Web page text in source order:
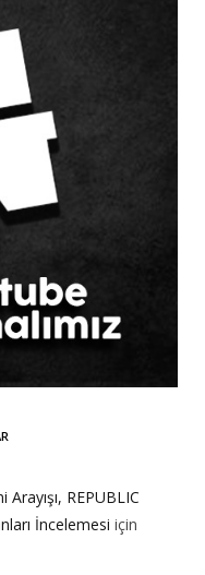
REPUBLIC
İncelemesi için